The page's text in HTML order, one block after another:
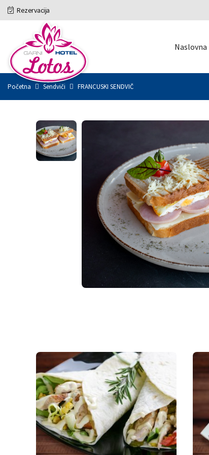
Rezervacija
Naslovna
Početna Sendviči FRANCUSKI SENDVIČ